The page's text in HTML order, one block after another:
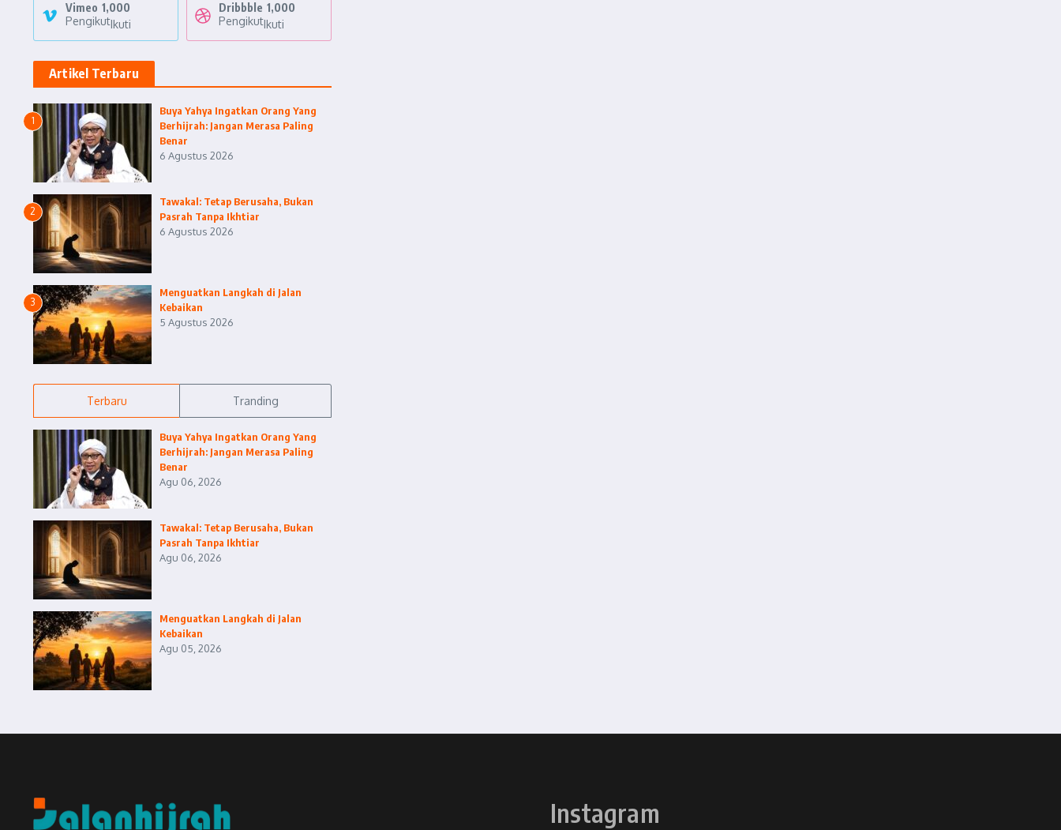
Vimeo 1,000
PengikutIkuti
Dribbble 1,000
PengikutIkuti
Artikel Terbaru
1
Buya Yahya Ingatkan Orang Yang
Berhijrah: Jangan Merasa Paling
Benar
6 Agustus 2026
2
Tawakal: Tetap Berusaha, Bukan
Pasrah Tanpa Ikhtiar
6 Agustus 2026
3
Menguatkan Langkah di Jalan
Kebaikan
5 Agustus 2026
Terbaru Tranding
Buya Yahya Ingatkan Orang Yang
Berhijrah: Jangan Merasa Paling
Benar
Agu 06, 2026
Tawakal: Tetap Berusaha, Bukan
Pasrah Tanpa Ikhtiar
Agu 06, 2026
Menguatkan Langkah di Jalan
Kebaikan
Agu 05, 2026
Instagram